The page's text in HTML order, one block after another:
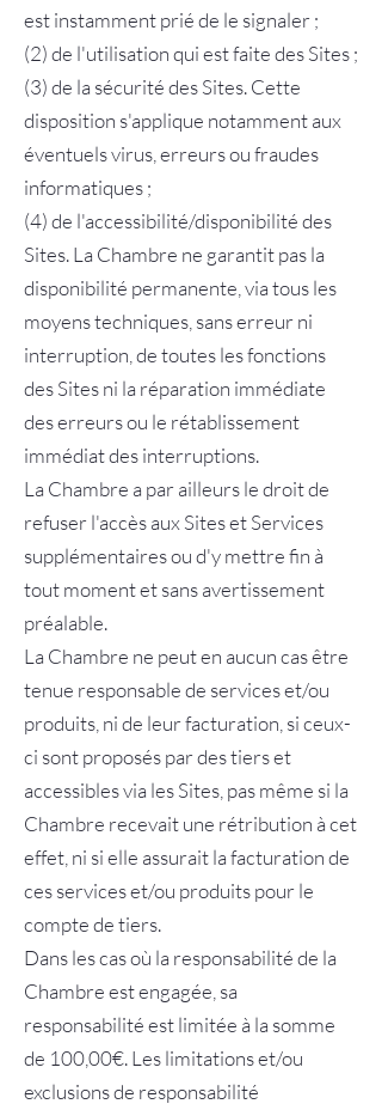
est instamment prié de le signaler ;
(2) de l'utilisation qui est faite des Sites ;
(3) de la sécurité des Sites. Cette
disposition s'applique notamment aux
éventuels virus, erreurs ou fraudes
informatiques ;
(4) de l'accessibilité/disponibilité des
Sites. La Chambre ne garantit pas la
disponibilité permanente, via tous les
moyens techniques, sans erreur ni
interruption, de toutes les fonctions
des Sites ni la réparation immédiate
des erreurs ou le rétablissement
immédiat des interruptions.
La Chambre a par ailleurs le droit de
refuser l'accès aux Sites et Services
supplémentaires ou d'y mettre fin à
tout moment et sans avertissement
préalable.
La Chambre ne peut en aucun cas être
tenue responsable de services et/ou
produits, ni de leur facturation, si ceux-
ci sont proposés par des tiers et
accessibles via les Sites, pas même si la
Chambre recevait une rétribution à cet
effet, ni si elle assurait la facturation de
ces services et/ou produits pour le
compte de tiers.
Dans les cas où la responsabilité de la
Chambre est engagée, sa
responsabilité est limitée à la somme
de 100,00€. Les limitations et/ou
exclusions de responsabilité